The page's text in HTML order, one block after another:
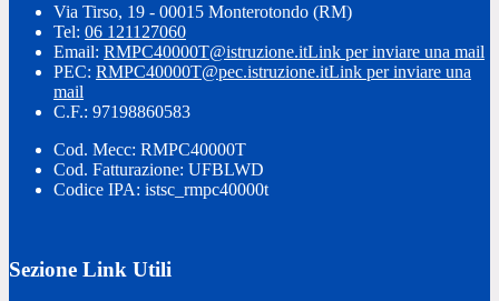
Via Tirso, 19 - 00015 Monterotondo (RM)
Tel: 06 121127060
Email: RMPC40000T@istruzione.itLink per inviare una mail
PEC: RMPC40000T@pec.istruzione.itLink per inviare una
mail
C.F.: 97198860583
Cod. Mecc: RMPC40000T
Cod. Fatturazione: UFBLWD
Codice IPA: istsc_rmpc40000t
Sezione Link Utili